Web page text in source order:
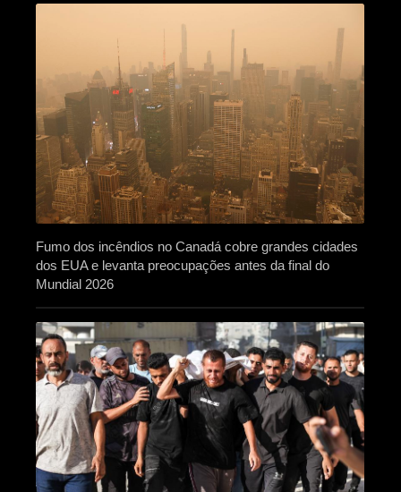
Fumo dos incêndios no Canadá cobre grandes cidades
dos EUA e levanta preocupações antes da final do
Mundial 2026